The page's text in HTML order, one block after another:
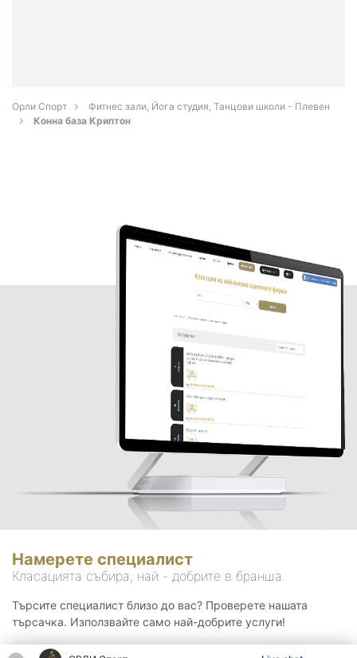
Орли Спорт
Фитнес зали, Йога студия, Танцови школи - Плевен
Конна база Криптон
Намерете специалист
Класацията събира, най - добрите в бранша.
Търсите специалист близо до вас? Проверете нашата
търсачка. Използвайте само най-добрите услуги!